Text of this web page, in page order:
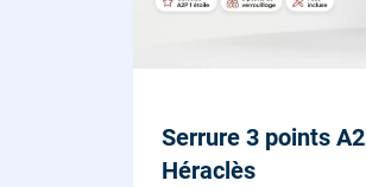
Serrure 3 points
Héraclès